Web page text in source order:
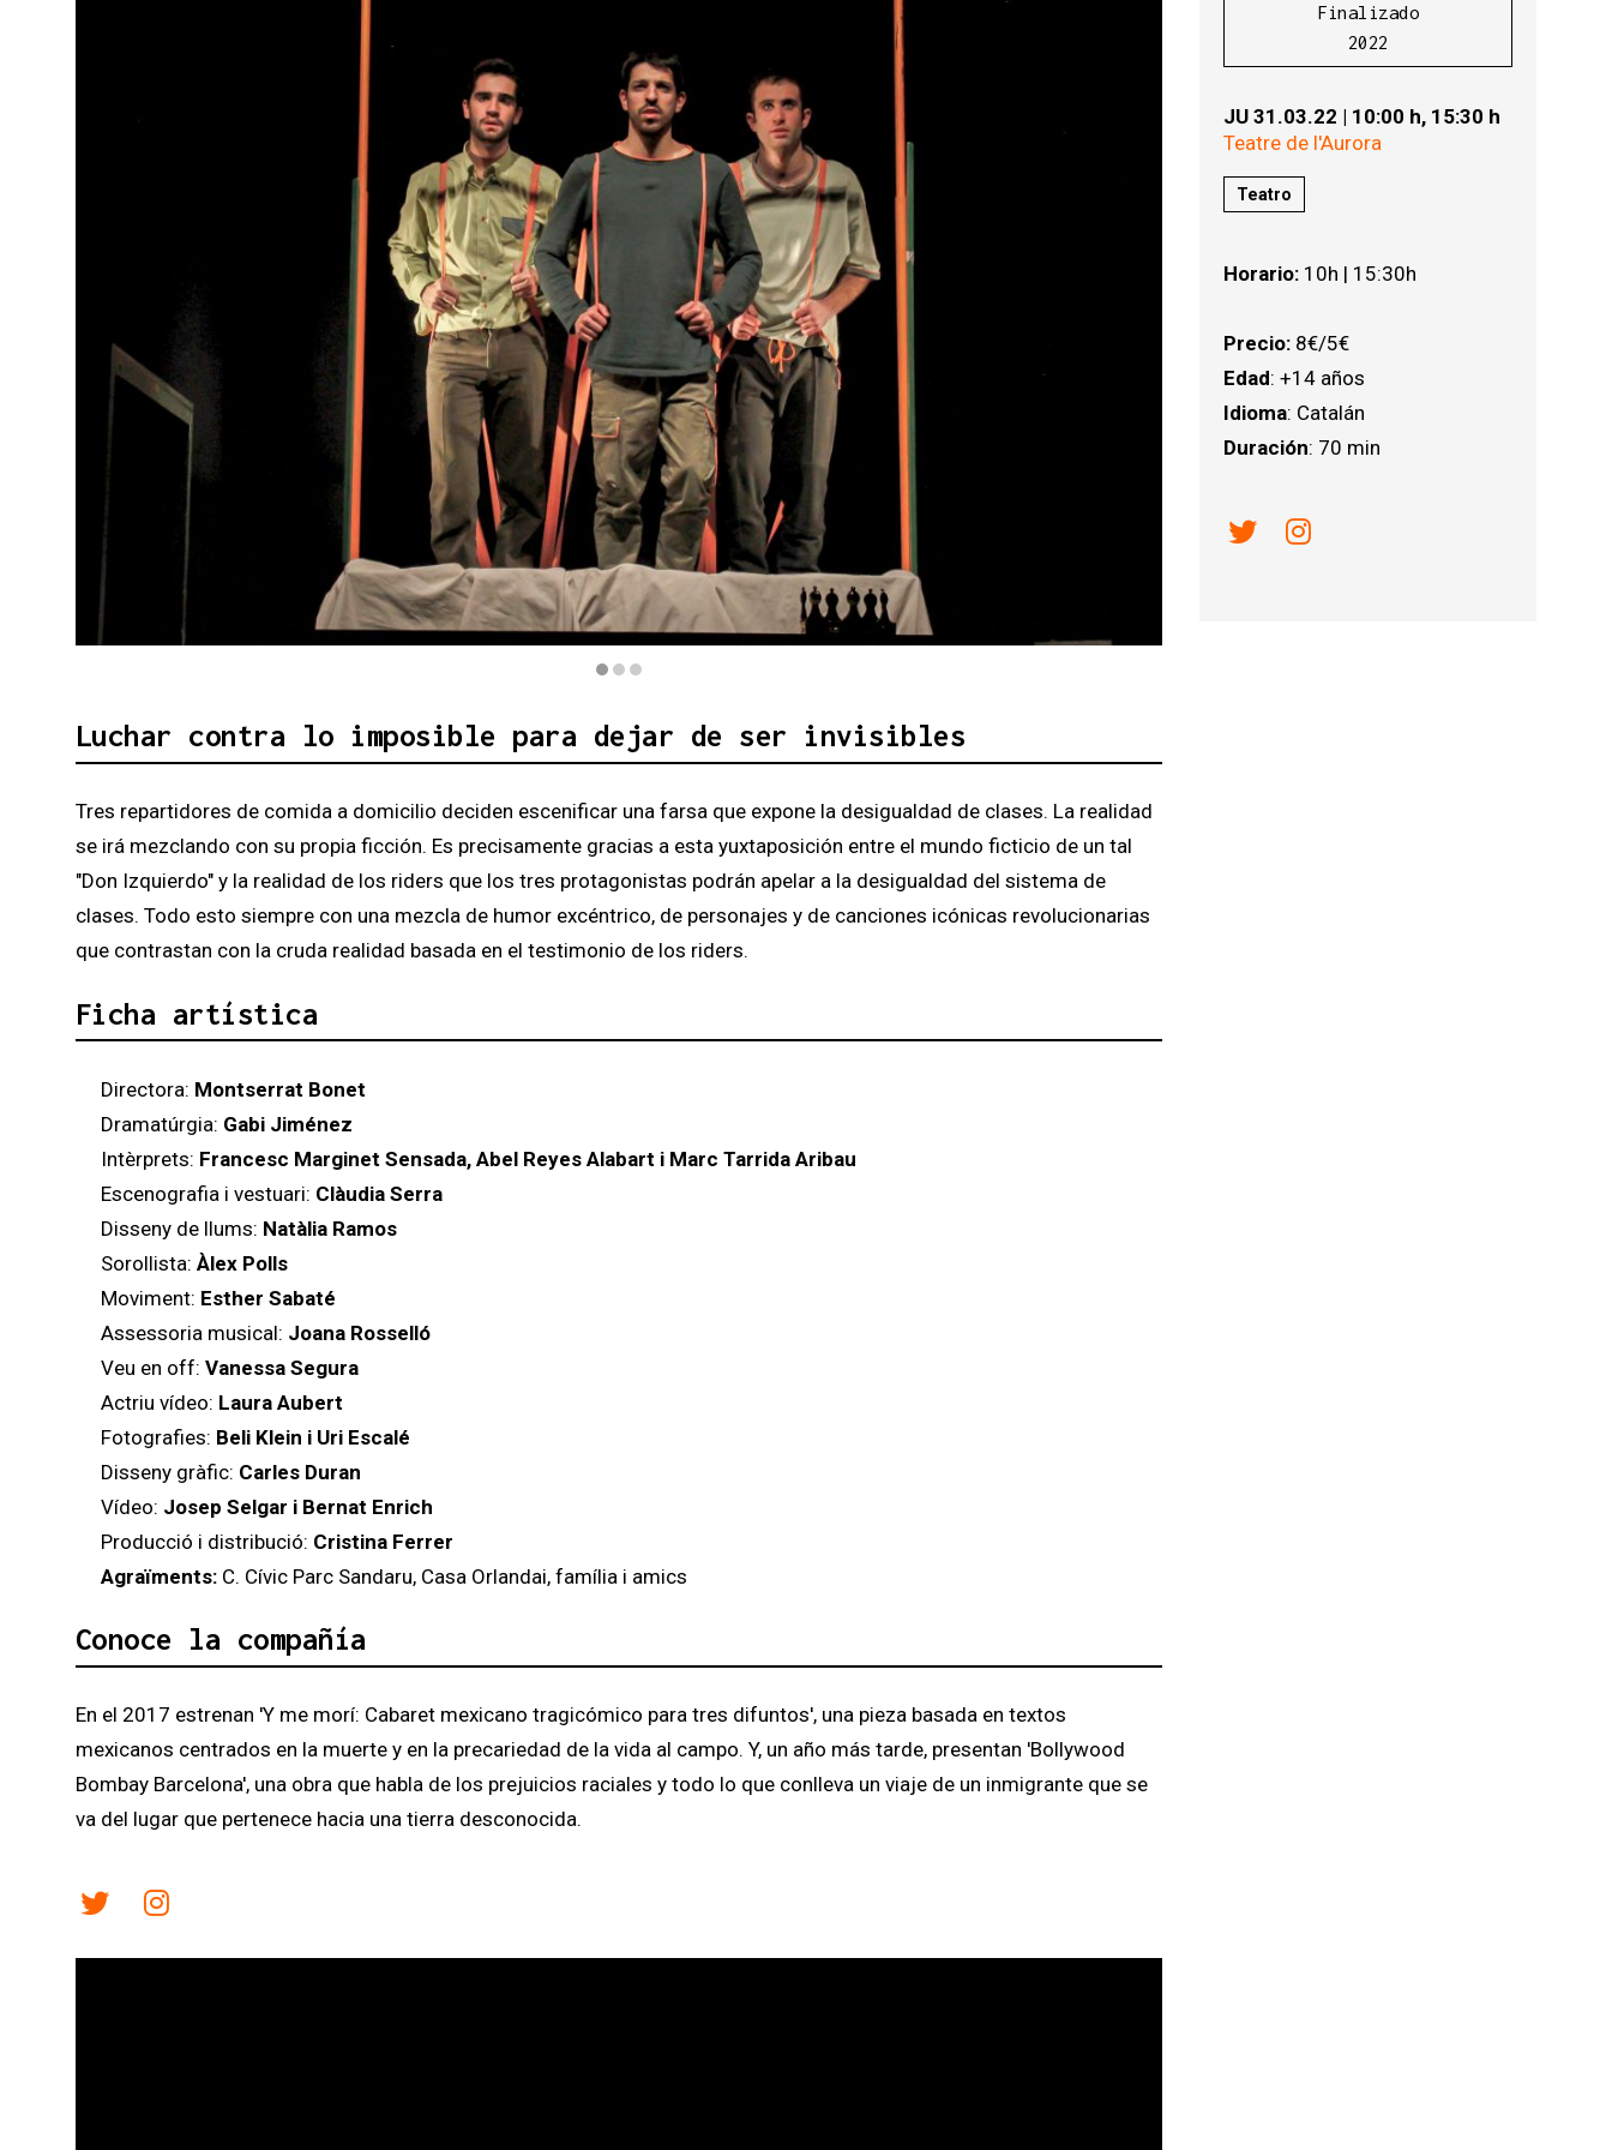
Finalizado
2022
JU 31.03.22 | 10:00 h, 15:30 h
Teatre de l'Aurora
Teatro
Horario: 10h | 15:30h
Precio: 8€/5€
Edad: +14 años
Idioma: Catalán
Duración: 70 min
Link a twitter
Link a instagram
Luchar contra lo imposible para dejar de ser invisibles
Tres repartidores de comida a domicilio deciden escenificar una farsa que expone la desigualdad de clases. La realidad
se irá mezclando con su propia ficción. Es precisamente gracias a esta yuxtaposición entre el mundo ficticio de un tal
"Don Izquierdo" y la realidad de los riders que los tres protagonistas podrán apelar a la desigualdad del sistema de
clases. Todo esto siempre con una mezcla de humor excéntrico, de personajes y de canciones icónicas revolucionarias
que contrastan con la cruda realidad basada en el testimonio de los riders.
Ficha artística
Directora: Montserrat Bonet
Dramatúrgia: Gabi Jiménez
Intèrprets: Francesc Marginet Sensada, Abel Reyes Alabart i Marc Tarrida Aribau
Escenografia i vestuari: Clàudia Serra
Disseny de llums: Natàlia Ramos
Sorollista:Àlex Polls
Moviment: Esther Sabaté
Assessoria musical: Joana Rosselló
Veu en off:Vanessa Segura
Actriu vídeo: Laura Aubert
Fotografies: Beli Klein i Uri Escalé
Disseny gràfic: Carles Duran
Vídeo: Josep Selgar i Bernat Enrich
Producció i distribució: Cristina Ferrer
Agraïments: C. Cívic Parc Sandaru, Casa Orlandai, família i amics
Conoce la compañía
En el 2017 estrenan 'Y me morí: Cabaret mexicano tragicómico para tres difuntos', una pieza basada en textos
mexicanos centrados en la muerte y en la precariedad de la vida al campo. Y, un año más tarde, presentan 'Bollywood
Bombay Barcelona', una obra que habla de los prejuicios raciales y todo lo que conlleva un viaje de un inmigrante que se
va del lugar que pertenece hacia una tierra desconocida.
Link a twitter
Link a instagram